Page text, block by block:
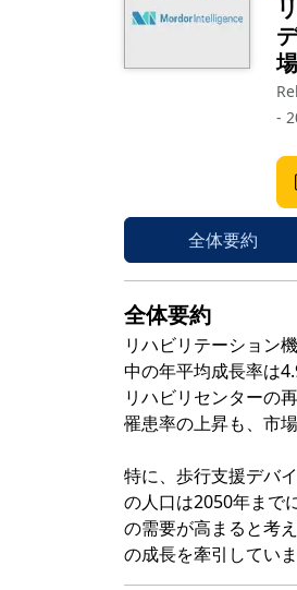
場
-
全体要約
全体要約
リハビリテーション
中の年平均成長率は
リハビリセンターの
罹患率の上昇も、市
特に、歩行支援デバ
の人口は2050年まで
の需要が高まると考
の成長を牽引してい